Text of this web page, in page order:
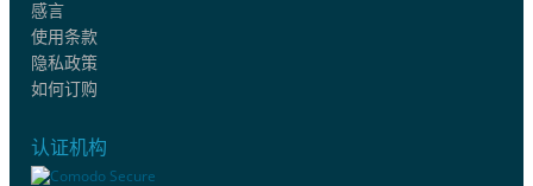
感言
使用条款
隐私政策
如何订购
认证机构